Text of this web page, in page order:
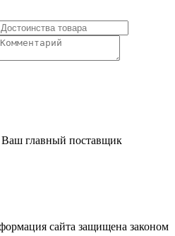
Ваш главный поставщик
сайта защищена законом